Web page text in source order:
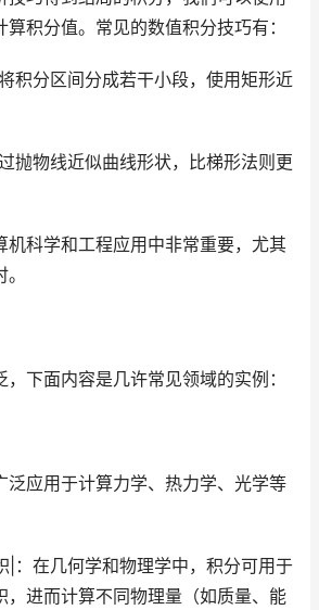
积分值。常见的数值积分技巧有：
积分区间分成若干小段，使用矩形近
抛物线近似曲线形状，比梯形法则更
机科学和工程应用中非常重要，尤其
下面内容是几许常见领域的实例：
泛应用于计算力学、热力学、光学等
|：在几何学和物理学中，积分可用于
，进而计算不同物理量（如质量、能